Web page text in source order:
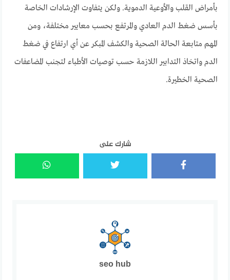
بأمراض القلب والأوعية الدموية. ولكن يتفاوت الإرشادات الخاصة
بأسس ضغط الدم العادي والمرتفع بحسب معايير مختلفة، ومن
المهم متابعة الحالة الصحية والكشف المبكر عن أي ارتفاع في ضغط
الدم واتخاذ التدابير اللازمة حسب توصيات الأطباء لتجنب المضاعفات
الصحية الخطيرة.
شارك على
seo hub